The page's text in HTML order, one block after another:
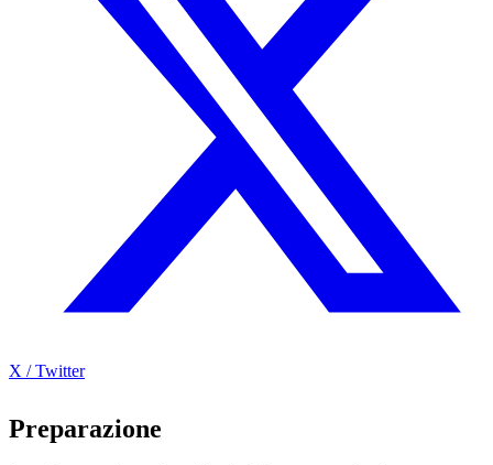
X / Twitter
Preparazione